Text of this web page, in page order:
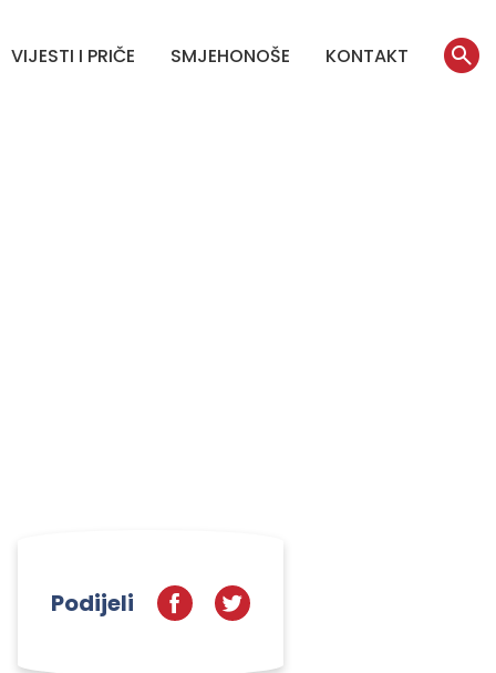
VIJESTI I PRIČE SMJEHONOŠE KONTAKT
Podijeli